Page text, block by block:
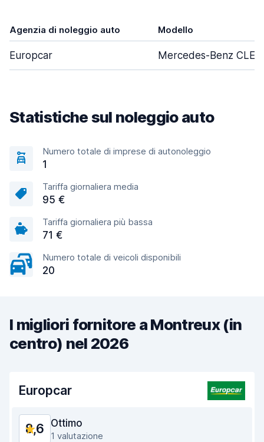
Agenzia di noleggio auto Modello
Europcar Mercedes-Benz CLE-
Statistiche sul noleggio auto
Numero totale di imprese di autonoleggio
1
Tariffa giornaliera media
95 €
Tariffa giornaliera più bassa
71 €
Numero totale di veicoli disponibili
20
I migliori fornitore a Montreux (in
centro) nel 2026
Europcar
8,6 Ottimo
1 valutazione